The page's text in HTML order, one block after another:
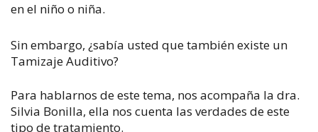
en el niño o niña.
Sin embargo, ¿sabía usted que también existe un
Tamizaje Auditivo?
Para hablarnos de este tema, nos acompaña la dra.
Silvia Bonilla, ella nos cuenta las verdades de este
tipo de tratamiento.